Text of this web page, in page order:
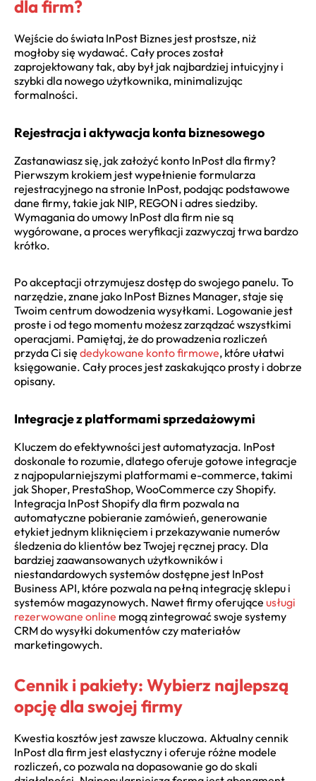
dla firm?
Wejście do świata InPost Biznes jest prostsze, niż
mogłoby się wydawać. Cały proces został
zaprojektowany tak, aby był jak najbardziej intuicyjny i
szybki dla nowego użytkownika, minimalizując
formalności.
Rejestracja i aktywacja konta biznesowego
Zastanawiasz się, jak założyć konto InPost dla firmy?
Pierwszym krokiem jest wypełnienie formularza
rejestracyjnego na stronie InPost, podając podstawowe
dane firmy, takie jak NIP, REGON i adres siedziby.
Wymagania do umowy InPost dla firm nie są
wygórowane, a proces weryfikacji zazwyczaj trwa bardzo
krótko.
Po akceptacji otrzymujesz dostęp do swojego panelu. To
narzędzie, znane jako InPost Biznes Manager, staje się
Twoim centrum dowodzenia wysyłkami. Logowanie jest
proste i od tego momentu możesz zarządzać wszystkimi
operacjami. Pamiętaj, że do prowadzenia rozliczeń
przyda Ci się dedykowane konto firmowe, które ułatwi
księgowanie. Cały proces jest zaskakująco prosty i dobrze
opisany.
Integracje z platformami sprzedażowymi
Kluczem do efektywności jest automatyzacja. InPost
doskonale to rozumie, dlatego oferuje gotowe integracje
z najpopularniejszymi platformami e-commerce, takimi
jak Shoper, PrestaShop, WooCommerce czy Shopify.
Integracja InPost Shopify dla firm pozwala na
automatyczne pobieranie zamówień, generowanie
etykiet jednym kliknięciem i przekazywanie numerów
śledzenia do klientów bez Twojej ręcznej pracy. Dla
bardziej zaawansowanych użytkowników i
niestandardowych systemów dostępne jest InPost
Business API, które pozwala na pełną integrację sklepu i
systemów magazynowych. Nawet firmy oferujące usługi
rezerwowane online mogą zintegrować swoje systemy
CRM do wysyłki dokumentów czy materiałów
marketingowych.
Cennik i pakiety: Wybierz najlepszą
opcję dla swojej firmy
Kwestia kosztów jest zawsze kluczowa. Aktualny cennik
InPost dla firm jest elastyczny i oferuje różne modele
rozliczeń, co pozwala na dopasowanie go do skali